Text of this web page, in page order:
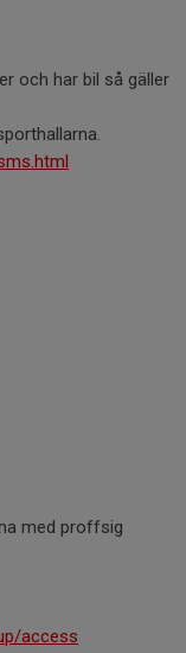
och har bil så gäller
med proffsig
access